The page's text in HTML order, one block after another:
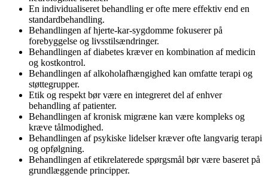
En individualiseret behandling er ofte mere effektiv end en
standardbehandling.
Behandlingen af hjerte-kar-sygdomme fokuserer på
forebyggelse og livsstilsændringer.
Behandlingen af diabetes kræver en kombination af medicin
og kostkontrol.
Behandlingen af alkoholafhængighed kan omfatte terapi og
støttegrupper.
Etik og respekt bør være en integreret del af enhver
behandling af patienter.
Behandlingen af kronisk migræne kan være kompleks og
kræve tålmodighed.
Behandlingen af psykiske lidelser kræver ofte langvarig terapi
og opfølgning.
Behandlingen af etikrelaterede spørgsmål bør være baseret på
grundlæggende principper.